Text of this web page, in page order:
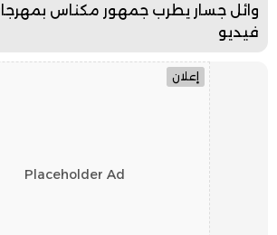
وائل جسار يطرب جمهور مكناس
فيديو
إعلان
Placeholder Ad